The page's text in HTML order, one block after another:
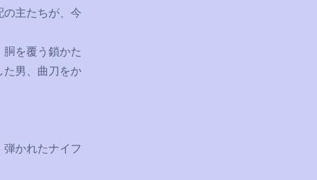
主たちが、今
を覆う鎖かた
た男、曲刀をか
かれたナイフ